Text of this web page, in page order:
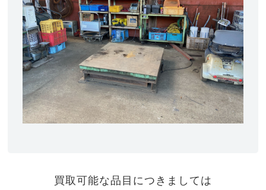
買取可能な品目につきましては